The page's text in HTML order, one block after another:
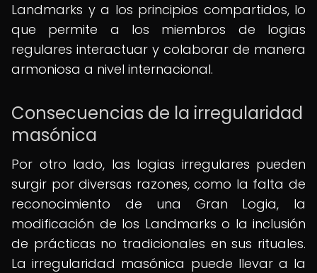
Landmarks y a los principios compartidos, lo
que permite a los miembros de logias
regulares interactuar y colaborar de manera
armoniosa a nivel internacional.
Consecuencias de la irregularidad
masónica
Por otro lado, las logias irregulares pueden
surgir por diversas razones, como la falta de
reconocimiento de una Gran Logia, la
modificación de los Landmarks o la inclusión
de prácticas no tradicionales en sus rituales.
La irregularidad masónica puede llevar a la